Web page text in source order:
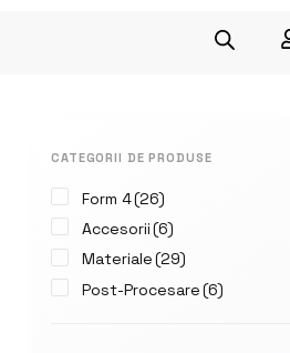
CATEGORII DE PRODUSE
Form 4(26)
Accesorii(6)
Materiale(29)
Post-Procesare(6)